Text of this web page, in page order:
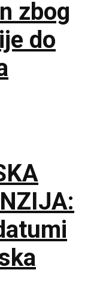
zbog
do